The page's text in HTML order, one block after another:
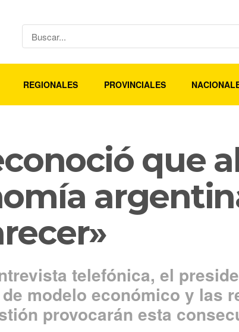
REGIONALES PROVINCIALES
que
telefónica, el
modelo económico y las
provocarán esta